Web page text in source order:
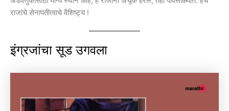
राजांचे सेनापतीत्वाचे वैशिष्ट्य !
इंग्रजांचा सूड उगवला